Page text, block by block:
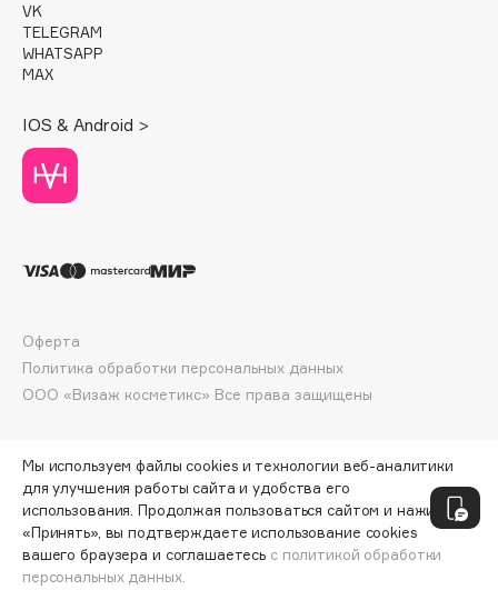
DARLING*
Darphin
Davines
Dior
Divage
Dolomit
Dr. Vranjes Firenze
Dr.Althea
DSD de Luxe
Dyson
СООБЩИТЬ О ПОСТУПЛЕНИИ
VK
TELEGRAM
WHATSAPP
MAX
IOS & Android >
ООО «Визаж косметикс» Все права защищены
Оферта
Политика обработки персональных данных
Мы используем файлы cookies и технологии веб-аналитики
для улучшения работы сайта и удобства его
использования. Продолжая пользоваться сайтом и нажимая
«Принять», вы подтверждаете использование cookies
вашего браузера и соглашаетесь с политикой обработки
персональных данных.